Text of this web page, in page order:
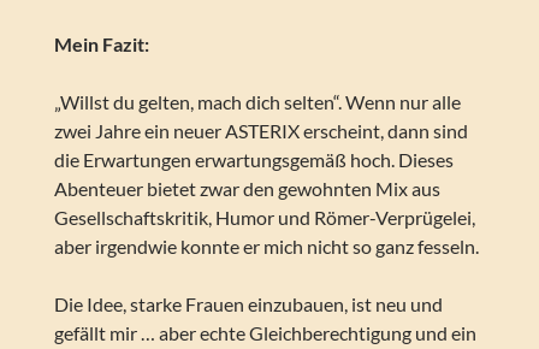
Mein Fazit:
„Willst du gelten, mach dich selten“. Wenn nur alle
zwei Jahre ein neuer ASTERIX erscheint, dann sind
die Erwartungen erwartungsgemäß hoch. Dieses
Abenteuer bietet zwar den gewohnten Mix aus
Gesellschaftskritik, Humor und Römer-Verprügelei,
aber irgendwie konnte er mich nicht so ganz fesseln.
Die Idee, starke Frauen einzubauen, ist neu und
gefällt mir … aber echte Gleichberechtigung und ein